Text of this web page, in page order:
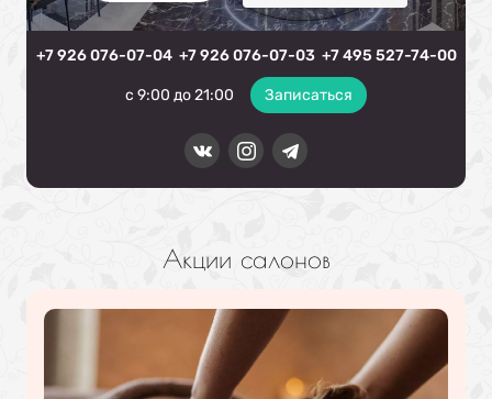
+7 926 076-07-04 +7 926 076-07-03 +7 495 527-74-00
с 9:00 до 21:00 Записаться
Акции салонов